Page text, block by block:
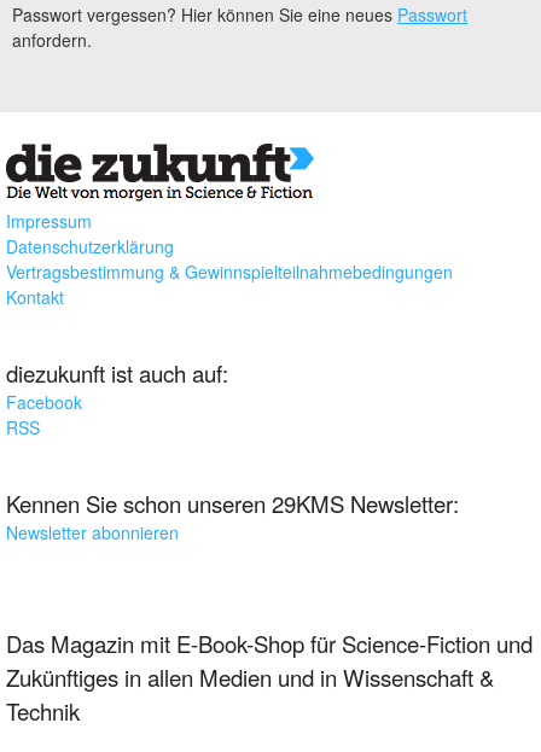
Passwort vergessen? Hier können Sie eine neues Passwort
anfordern.
Impressum
Datenschutzerklärung
Vertragsbestimmung & Gewinnspielteilnahmebedingungen
Kontakt
diezukunft ist auch auf:
Facebook
RSS
Kennen Sie schon unseren 29KMS Newsletter:
Newsletter abonnieren
Das Magazin mit E-Book-Shop für Science-Fiction und
Zukünftiges in allen Medien und in Wissenschaft &
Technik